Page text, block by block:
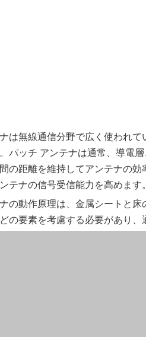
は無線通信分野で広く使われて
パッチ アンテナは通常、導電
の距離を維持してアンテナの
テナの信号受信能力を高めます。
の動作原理は、金属シートと
の要素を考慮する必要があり、